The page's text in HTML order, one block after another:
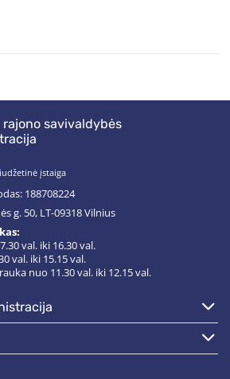
savivaldybės
įstaiga
188708224
g. 50, LT-09318 Vilnius
val. iki 16.30 val.
val. iki 15.15 val.
nuo 11.30 val. iki 12.15 val.